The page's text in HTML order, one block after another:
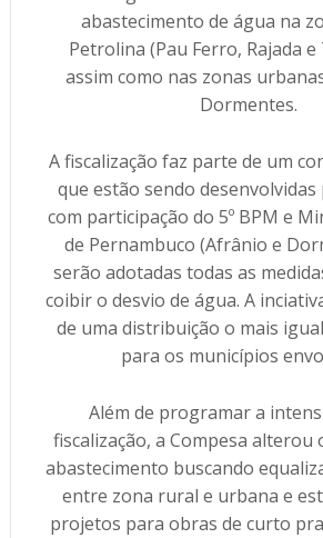
abastecimento de água na
Petrolina (Pau Ferro, Rajada
assim como nas zonas
Dormentes.
A fiscalização faz parte de um
que estão sendo desenvolvidas
com participação do 5º BPM e
de Pernambuco (Afrânio e
serão adotadas todas as
coibir o desvio de água. A
de uma distribuição o mais
para os municípios
Além de programar a
fiscalização, a Compesa alterou
abastecimento buscando
entre zona rural e urbana e
projetos para obras de curto